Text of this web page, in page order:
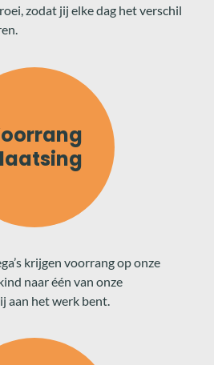
zodat jij elke dag het verschil
krijgen voorrang op onze
naar één van onze
aan het werk bent.